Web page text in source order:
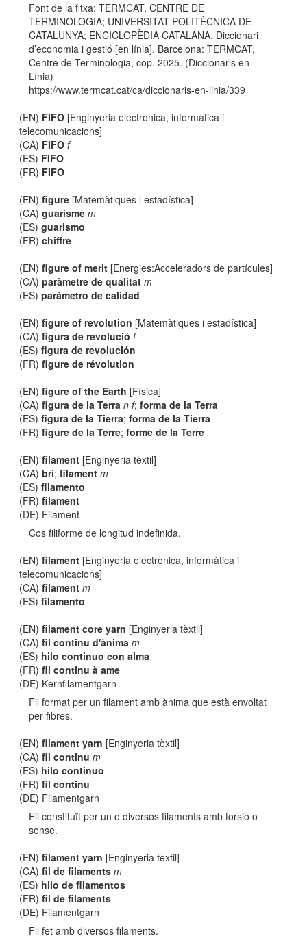
Font de la fitxa: TERMCAT, CENTRE DE
TERMINOLOGIA; UNIVERSITAT POLITÈCNICA DE
CATALUNYA; ENCICLOPÈDIA CATALANA. Diccionari
d’economia i gestió [en línia]. Barcelona: TERMCAT,
Centre de Terminologia, cop. 2025. (Diccionaris en
Línia)
https://www.termcat.cat/ca/diccionaris-en-linia/339
(EN) FIFO [Enginyeria electrònica, informàtica i
telecomunicacions]
(CA) FIFO f
(ES) FIFO
(FR) FIFO
(EN)figure [Matemàtiques i estadística]
(CA)guarisme m
(ES)guarismo
(FR)chiffre
(EN)figure of merit [Energies:Acceleradors de partícules]
(CA)paràmetre de qualitat m
(ES)parámetro de calidad
(EN)figure of revolution [Matemàtiques i estadística]
(CA)figura de revolució f
(ES)figura de revolución
(FR)figure de révolution
(EN)figure of the Earth [Física]
(CA)figura de la Terra n f;forma de la Terra
(ES)figura de la Tierra;forma de la Tierra
(FR)figure de la Terre;forme de la Terre
(EN)filament [Enginyeria tèxtil]
(CA)bri;filament m
(ES)filamento
(FR)filament
(DE) Filament
Cos filiforme de longitud indefinida.
(EN)filament [Enginyeria electrònica, informàtica i
telecomunicacions]
(CA)filament m
(ES)filamento
(EN)filament core yarn [Enginyeria tèxtil]
(CA)fil continu d'ànima m
(ES) hilo continuo con alma
(FR)fil continu à ame
(DE) Kernfilamentgarn
Fil format per un filament amb ànima que està envoltat
per fibres.
(EN)filament yarn [Enginyeria tèxtil]
(CA)fil continu m
(ES) hilo continuo
(FR)fil continu
(DE) Filamentgarn
Fil constituït per un o diversos filaments amb torsió o
sense.
(EN)filament yarn [Enginyeria tèxtil]
(CA)fil de filaments m
(ES) hilo de filamentos
(FR)fil de filaments
(DE) Filamentgarn
Fil fet amb diversos filaments.